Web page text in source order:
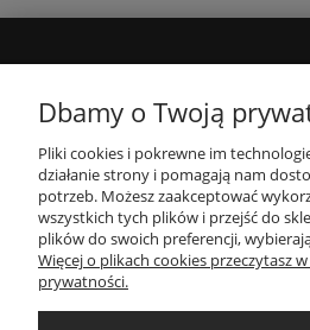
PLIKI DO
MOJE
Dbamy o Twoją
Pliki cookies i pokrewne im
działanie strony i pomagają nam
potrzeb. Możesz zaakceptować
wszystkich tych plików i przejść do
plików do swoich preferencji,
Więcej o plikach cookies przeczytasz
prywatności.